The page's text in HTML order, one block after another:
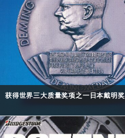
获得世界三大质量奖项之一日本戴明奖